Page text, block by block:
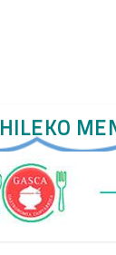
HILEKO